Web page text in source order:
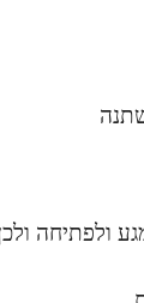
ולפתיחה